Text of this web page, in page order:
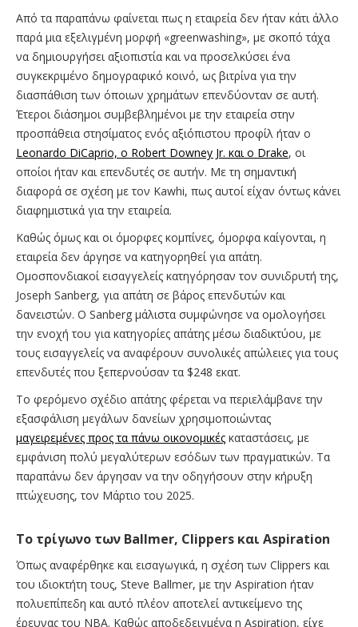
Από τα παραπάνω φαίνεται πως η εταιρεία δεν ήταν κάτι άλλο
παρά μια εξελιγμένη μορφή «greenwashing», με σκοπό τάχα
να δημιουργήσει αξιοπιστία και να προσελκύσει ένα
συγκεκριμένο δημογραφικό κοινό, ως βιτρίνα για την
διασπάθιση των όποιων χρημάτων επενδύονταν σε αυτή.
Έτεροι διάσημοι συμβεβλημένοι με την εταιρεία στην
προσπάθεια στησίματος ενός αξιόπιστου προφίλ ήταν ο
Leonardo DiCaprio, ο Robert Downey Jr. και ο Drake, οι
οποίοι ήταν και επενδυτές σε αυτήν. Με τη σημαντική
διαφορά σε σχέση με τον Kawhi, πως αυτοί είχαν όντως κάνει
διαφημιστικά για την εταιρεία.
Καθώς όμως και οι όμορφες κομπίνες, όμορφα καίγονται, η
εταιρεία δεν άργησε να κατηγορηθεί για απάτη.
Ομοσπονδιακοί εισαγγελείς κατηγόρησαν τον συνιδρυτή της,
Joseph Sanberg, για απάτη σε βάρος επενδυτών και
δανειστών. Ο Sanberg μάλιστα συμφώνησε να ομολογήσει
την ενοχή του για κατηγορίες απάτης μέσω διαδικτύου, με
τους εισαγγελείς να αναφέρουν συνολικές απώλειες για τους
επενδυτές που ξεπερνούσαν τα $248 εκατ.
Το φερόμενο σχέδιο απάτης φέρεται να περιελάμβανε την
εξασφάλιση μεγάλων δανείων χρησιμοποιώντας
μαγειρεμένες προς τα πάνω οικονομικές καταστάσεις, με
εμφάνιση πολύ μεγαλύτερων εσόδων των πραγματικών. Τα
παραπάνω δεν άργησαν να την οδηγήσουν στην κήρυξη
πτώχευσης, τον Μάρτιο του 2025.
Το τρίγωνο των Ballmer, Clippers και Aspiration
Όπως αναφέρθηκε και εισαγωγικά, η σχέση των Clippers και
του ιδιοκτήτη τους, Steve Ballmer, με την Aspiration ήταν
πολυεπίπεδη και αυτό πλέον αποτελεί αντικείμενο της
έρευνας του NBA. Καθώς αποδεδειγμένα η Aspiration, είχε